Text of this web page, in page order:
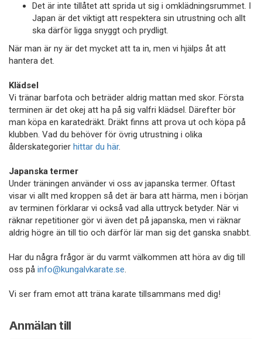
Det är inte tillåtet att sprida ut sig i omklädningsrummet. I
Japan är det viktigt att respektera sin utrustning och allt
ska därför ligga snyggt och prydligt.
När man är ny är det mycket att ta in, men vi hjälps åt att
hantera det.
Klädsel
Vi tränar barfota och beträder aldrig mattan med skor. Första
terminen är det okej att ha på sig valfri klädsel. Därefter bör
man köpa en karatedräkt. Dräkt finns att prova ut och köpa på
klubben. Vad du behöver för övrig utrustning i olika
ålderskategorier hittar du här.
Japanska termer
Under träningen använder vi oss av japanska termer. Oftast
visar vi allt med kroppen så det är bara att härma, men i början
av terminen förklarar vi också vad alla uttryck betyder. När vi
räknar repetitioner gör vi även det på japanska, men vi räknar
aldrig högre än till tio och därför lär man sig det ganska snabbt.
Har du några frågor är du varmt välkommen att höra av dig till
oss på info@kungalvkarate.se.
Vi ser fram emot att träna karate tillsammans med dig!
Anmälan till